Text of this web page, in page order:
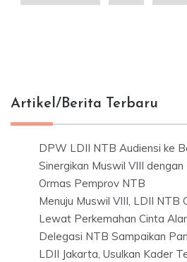
pagination
Artikel/Berita Terbaru
DPW LDII NTB Audiensi ke
Sinergikan Muswil VIII
Ormas Pemprov NTB
Menuju Muswil VIII, LDII NTB
Lewat Perkemahan Cinta
Delegasi NTB Sampaikan
LDII Jakarta, Usulkan Kader